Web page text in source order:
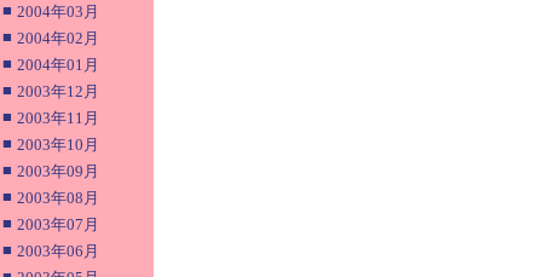
■ 2004年03月
■ 2004年02月
■ 2004年01月
■ 2003年12月
■ 2003年11月
■ 2003年10月
■ 2003年09月
■ 2003年08月
■ 2003年07月
■ 2003年06月